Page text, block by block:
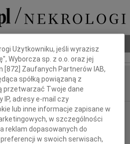
pogrzebowy
Pawłowski
Użytkowniku, jeśli wyrazisz
Wyborcza sp. z o.o. oraz jej
[872 ] Zaufanych Partnerów IAB,
spółką powiązaną z
przetwarzać Twoje dane
IP, adresy e-mail czy
lub inne informacje zapisane w
w szczególności
reklam dopasowanych do
w swoich serwisach,